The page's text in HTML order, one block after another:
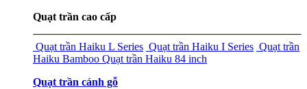
Quạt trần cao cấp
Quạt trần Haiku L Series Quạt trần Haiku I Series Quạt trần
Haiku Bamboo Quạt trần Haiku 84 inch
Quạt trần cánh gỗ